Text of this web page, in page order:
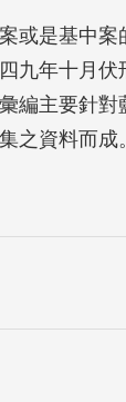
或是基中案
九年十月伏
編主要針對
之資料而成
藍明谷、鍾
進行數次的
成為日後判
員的誘導下